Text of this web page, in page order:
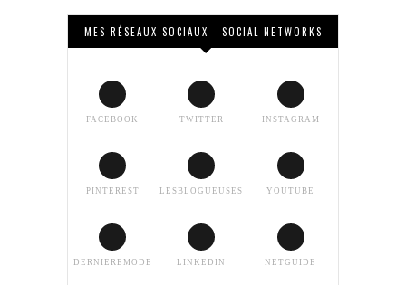
MES RÉSEAUX SOCIAUX - SOCIAL NETWORKS
FACEBOOK TWITTER INSTAGRAM
PINTEREST LESBLOGUEUSES YOUTUBE
DERNIEREMODE LINKEDIN NETGUIDE